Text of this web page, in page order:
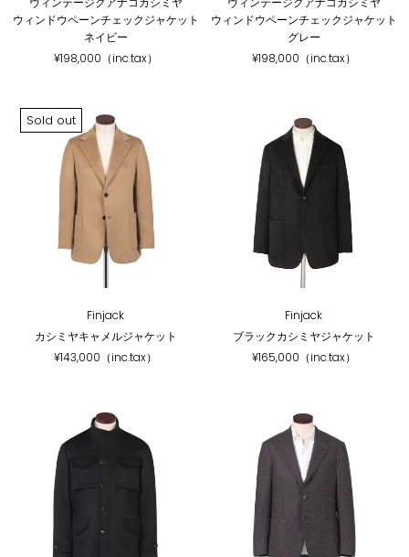
ウィンドウペーンチェックジャケット
ネイビー
¥198,000（inc.tax）
ウィンドウペーンチェックジャケット
グレー
¥198,000（inc.tax）
Sold out
Finjack
カシミヤキャメルジャケット
¥143,000（inc.tax）
Finjack
ブラックカシミヤジャケット
¥165,000（inc.tax）